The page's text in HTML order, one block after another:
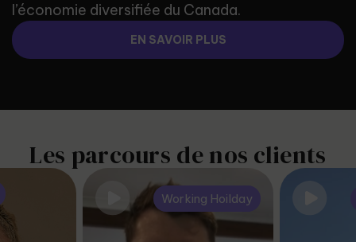
l’économie diversifiée du Canada.
EN SAVOIR PLUS
Les parcours de nos clients
Working Hoilday